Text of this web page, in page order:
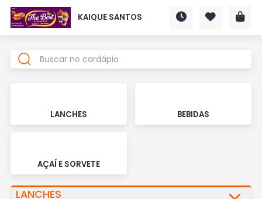
KAIQUE SANTOS
LANCHES BEBIDAS
AÇAÍ E SORVETE
LANCHES